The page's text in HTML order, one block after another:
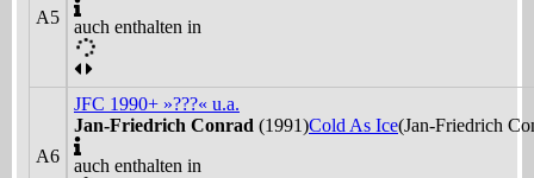
A5
auch enthalten in
A6
JFC 1990+ »???« u.a.
Jan-Friedrich Conrad (1991)Cold As Ice(Jan-Friedrich
auch enthalten in